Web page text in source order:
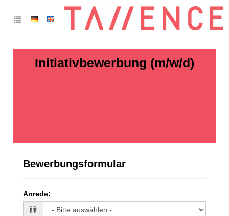
Initiativbewerbung (m/w/d)
Bewerbungsformular
Anrede: